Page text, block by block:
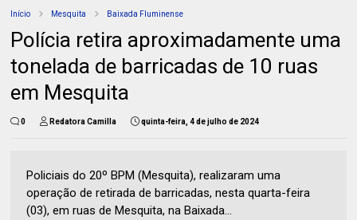
Início Mesquita Baixada Fluminense
Polícia retira aproximadamente uma
tonelada de barricadas de 10 ruas
em Mesquita
0 Redatora Camilla quinta-feira, 4 de julho de 2024
Policiais do 20º BPM (Mesquita), realizaram uma
operação de retirada de barricadas, nesta quarta-feira
(03), em ruas de Mesquita, na Baixada...